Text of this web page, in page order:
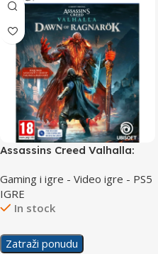
Assassins Creed Valhalla:
Gaming i igre - Video igre - PS5
IGRE
In stock
Zatraži ponudu